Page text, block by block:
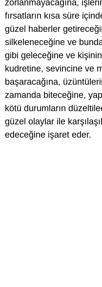
zorlanmayacağına,
fırsatların kısa süre
güzel haberler
silkeleneceğine ve
gibi geleceğine ve
kudretine, sevincine ve
başaracağına,
zamanda biteceğine,
kötü durumların
güzel olaylar ile
edeceğine işaret eder.